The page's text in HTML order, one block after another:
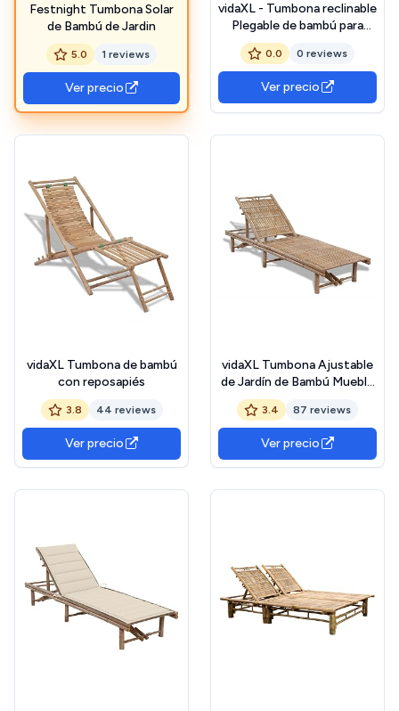
Festnight Tumbona Solar
de Bambú de Jardin
5.0 1 reviews
Ver precio
vidaXL - Tumbona reclinable
Plegable de bambú para
Patio o jardín al Aire Libre
0.0 0 reviews
Ver precio
vidaXL Tumbona de bambú
con reposapiés
3.8 44 reviews
Ver precio
vidaXL Tumbona Ajustable
de Jardín de Bambú Mueble
Hamaca Lounger 3
Posiciones
3.4 87 reviews
Ver precio